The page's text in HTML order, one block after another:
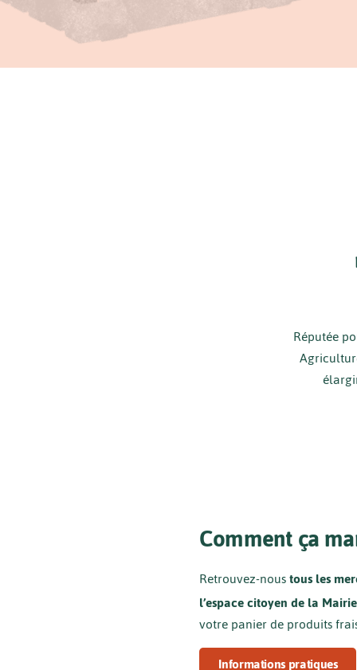
Réputée
Comment ça
Retrouvez-noustous les
l’espace citoyen de la
votre panier de produits
Informations pratiques